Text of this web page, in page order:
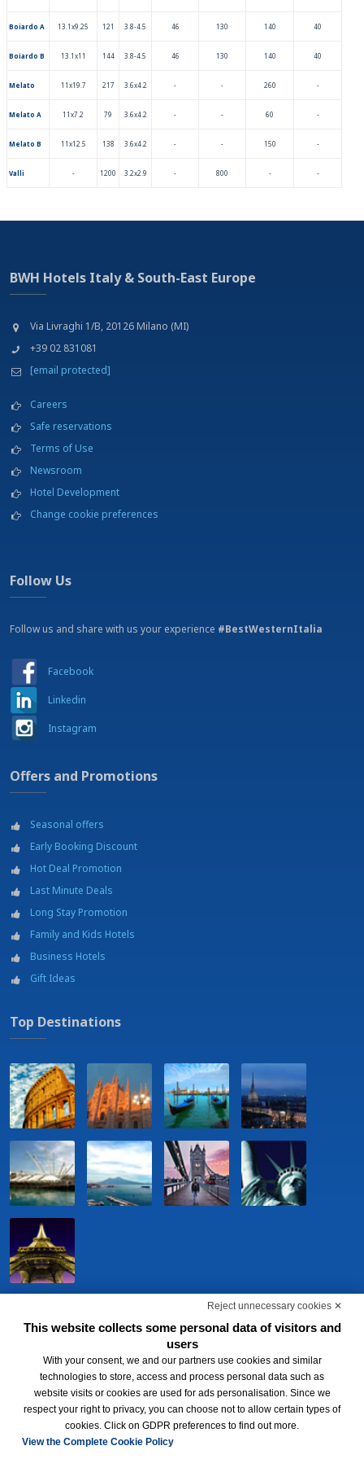
Boiardo A 13.1x9.25 121 3.8-4.5 46 130 140 40
Boiardo B 13.1x11 144 3.8-4.5 46 130 140 40
Melato 11x19.7 217 3.6x4.2 - - 260 -
Melato A 11x7.2 79 3.6x4.2 - - 60 -
Melato B 11x12.5 138 3.6x4.2 - - 150 -
Valli - 1200 3.2x2.9 - 800 - -
BWH Hotels Italy & South-East Europe
Via Livraghi 1/B, 20126 Milano (MI)
+39 02 831081
[email protected]
Careers
Safe reservations
Terms of Use
Newsroom
Hotel Development
Change cookie preferences
Follow Us
Follow us and share with us your experience #BestWesternItalia
Facebook
Linkedin
Instagram
Offers and Promotions
Seasonal offers
Early Booking Discount
Hot Deal Promotion
Last Minute Deals
Long Stay Promotion
Family and Kids Hotels
Business Hotels
Gift Ideas
Top Destinations
BWH Hotels Italia S.c.p.a. - Società Benefit - via Livraghi, 1/b - 20126
Milano - P.IVA 06865290156 -Change cookie preferences-Privacy
Policy
Reject unnecessary cookies ✕
This website collects some personal data of visitors and
users
With your consent, we and our partners use cookies and similar
technologies to store, access and process personal data such as
website visits or cookies are used for ads personalisation. Since we
respect your right to privacy, you can choose not to allow certain types of
cookies. Click on GDPR preferences to find out more.
View the Complete Cookie Policy